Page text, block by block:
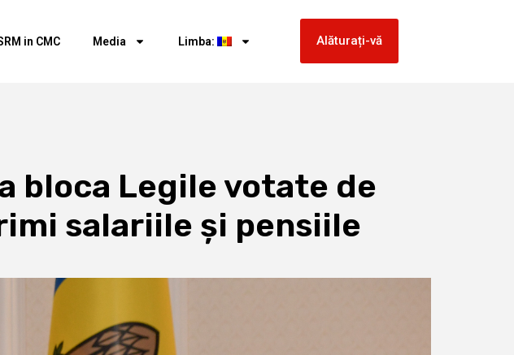
in CMC Media Limba: Alăturați-vă
bloca Legile votate de
salariile și pensiile